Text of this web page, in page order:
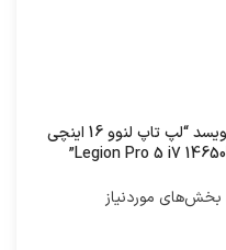
اولین کسی باشید که دیدگاهی می نویسد “لپ تاپ لنوو 16 اینچی
بخش‌های موردنیاز